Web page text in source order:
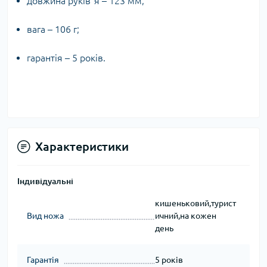
вага – 106 г;
гарантія – 5 років.
Характеристики
Індивідуальні
Вид ножа
кишеньковий,турист
ичний,на кожен
день
Гарантія 5 років